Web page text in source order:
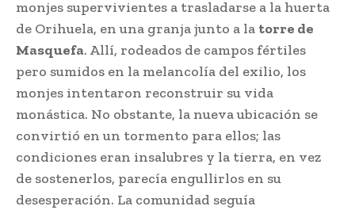
monjes supervivientes a trasladarse a la huerta
de Orihuela, en una granja junto a la torre de
Masquefa. Allí, rodeados de campos fértiles
pero sumidos en la melancolía del exilio, los
monjes intentaron reconstruir su vida
monástica. No obstante, la nueva ubicación se
convirtió en un tormento para ellos; las
condiciones eran insalubres y la tierra, en vez
de sostenerlos, parecía engullirlos en su
desesperación. La comunidad seguía